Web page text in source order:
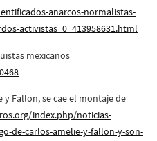
anarcos-normalistas-
activistas_0_413958631.html
mexicanos
y Fallon, se cae el montaje de
index.php/noticias-
de-carlos-amelie-y-fallon-y-son-